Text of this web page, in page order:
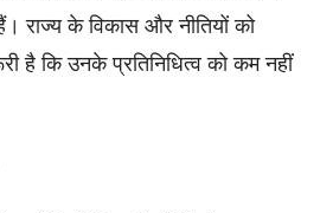
राज्य के विकास और नीतियों को
है कि उनके प्रतिनिधित्व को कम नहीं